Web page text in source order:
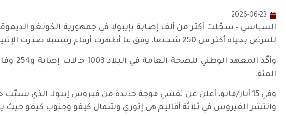
2026-06-23
السياسي – سجّلت أكثر من ألف إصابة بإيبولا في جمهورية الكونغو
للمرض بحياة أكثر من 250 شخصا، وفق ما أظهرت أرقام رسمية صدرت الإثنين.
المئة.
وفي 15 أيار/مايو، أعلن عن تفشي موجة جديدة من فيروس إيبولا الذي يسبّب حمى نزفية.
وانتشر الفيروس في ثلاثة أقاليم هي إتوري وشمال كيفو وجنوب كيفو حيث يعيش حوالى